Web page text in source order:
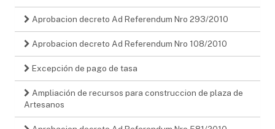
Aprobacion decreto Ad Referendum Nro 293/2010
Aprobacion decreto Ad Referendum Nro 108/2010
Excepción de pago de tasa
Ampliación de recursos para construccion de plaza de
Artesanos